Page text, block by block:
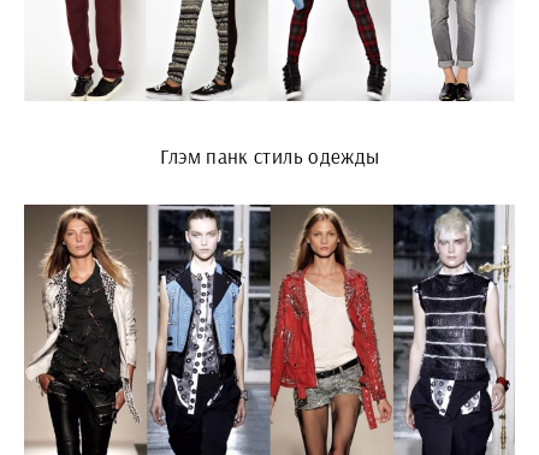
Глэм панк стиль одежды